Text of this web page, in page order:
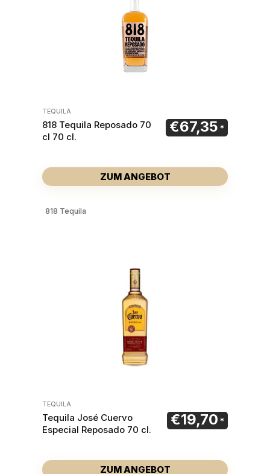
TEQUILA
818 Tequila Reposado 70
cl 70 cl.
€67,35
ZUM ANGEBOT
818 Tequila
TEQUILA
Tequila José Cuervo
Especial Reposado 70 cl.
€19,70
ZUM ANGEBOT